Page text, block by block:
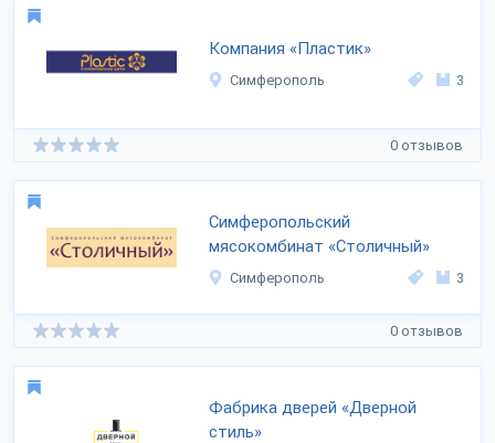
Компания «Пластик»
Симферополь 3
0 отзывов
Симферопольский
мясокомбинат «Столичный»
Симферополь 3
0 отзывов
Фабрика дверей «Дверной
стиль»